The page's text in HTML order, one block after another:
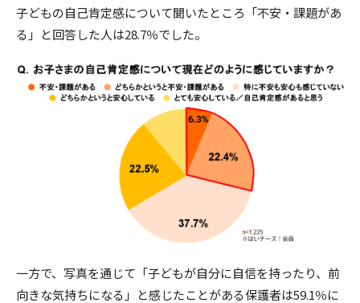
子どもの自己肯定感について聞いたところ「不安・課題があ
る」と回答した人は28.7％でした。
一方で、写真を通じて「子どもが自分に自信を持ったり、前
向きな気持ちになる」と感じたことがある保護者は59.1％に